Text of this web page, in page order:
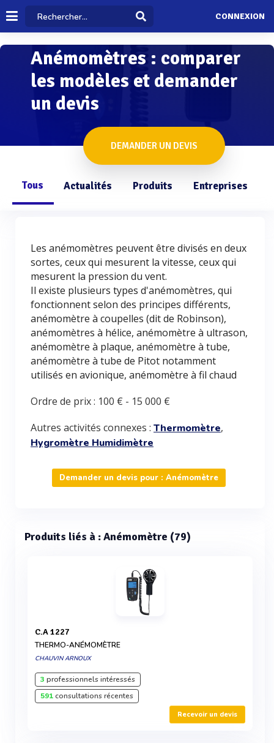
CONNEXION
Anémomètres : comparer
les modèles et demander
un devis
DEMANDER UN DEVIS
Tous Actualités Produits Entreprises
Les anémomètres peuvent être divisés en deux
sortes, ceux qui mesurent la vitesse, ceux qui
mesurent la pression du vent.
Il existe plusieurs types d'anémomètres, qui
fonctionnent selon des principes différents,
anémomètre à coupelles (dit de Robinson),
anémomètres à hélice, anémomètre à ultrason,
anémomètre à plaque, anémomètre à tube,
anémomètre à tube de Pitot notamment
utilisés en avionique, anémomètre à fil chaud
Ordre de prix : 100 € - 15 000 €
Autres activités connexes : Thermomètre,
Hygromètre Humidimètre
Demander un devis pour : Anémomètre
Produits liés à : Anémomètre (79)
C.A 1227
THERMO-ANÉMOMÈTRE
CHAUVIN ARNOUX
3 professionnels intéressés
591consultations récentes
Recevoir un devis